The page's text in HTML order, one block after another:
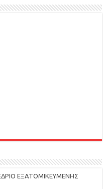
ΕΞΑΤΟΜΙΚΕΥΜΕΝΗΣ